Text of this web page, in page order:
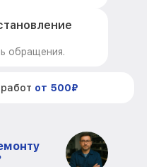
обращения.
от 500₽